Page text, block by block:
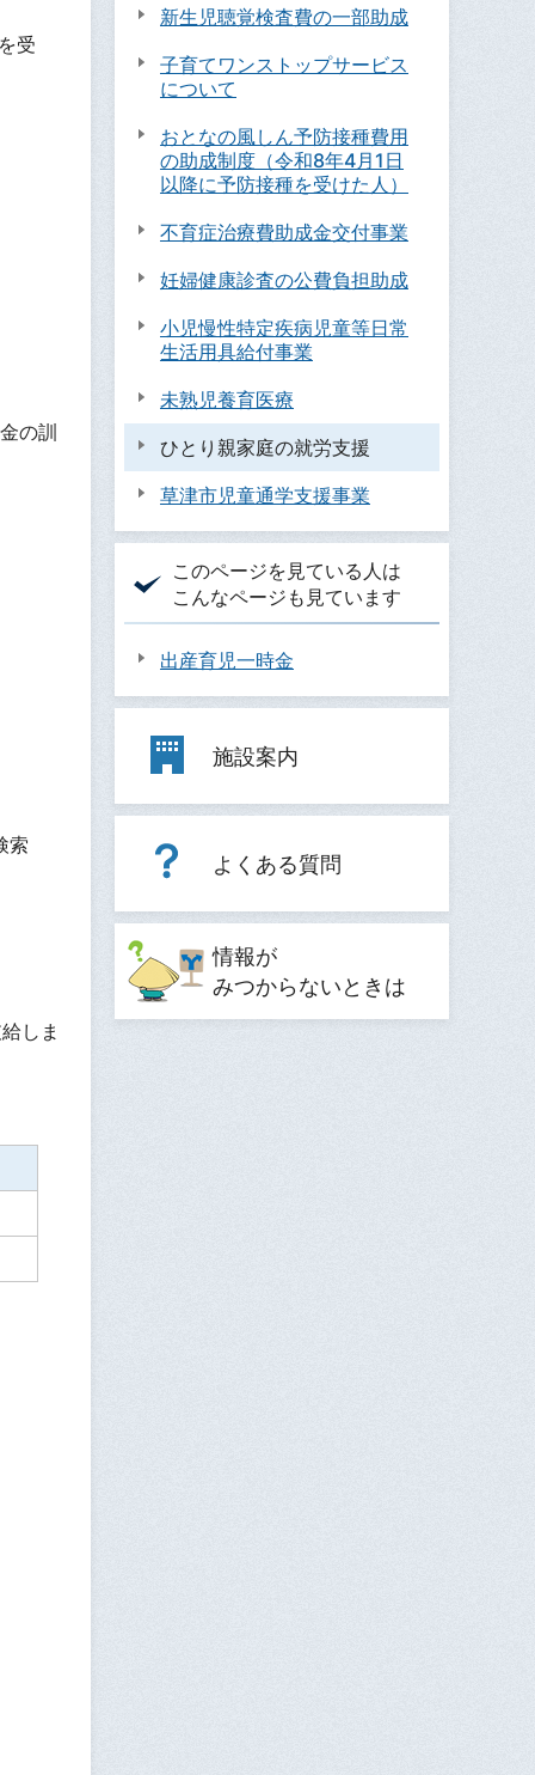
受
の訓
索
しま
新生児聴覚検査費の一部助成
子育てワンストップサービス
について
おとなの風しん予防接種費用
の助成制度（令和8年4月1日
以降に予防接種を受けた人）
不育症治療費助成金交付事業
妊婦健康診査の公費負担助成
小児慢性特定疾病児童等日常
生活用具給付事業
未熟児養育医療
ひとり親家庭の就労支援
草津市児童通学支援事業
このページを見ている人は
こんなページも見ています
出産育児一時金
施設案内
よくある質問
情報が
みつからないときは